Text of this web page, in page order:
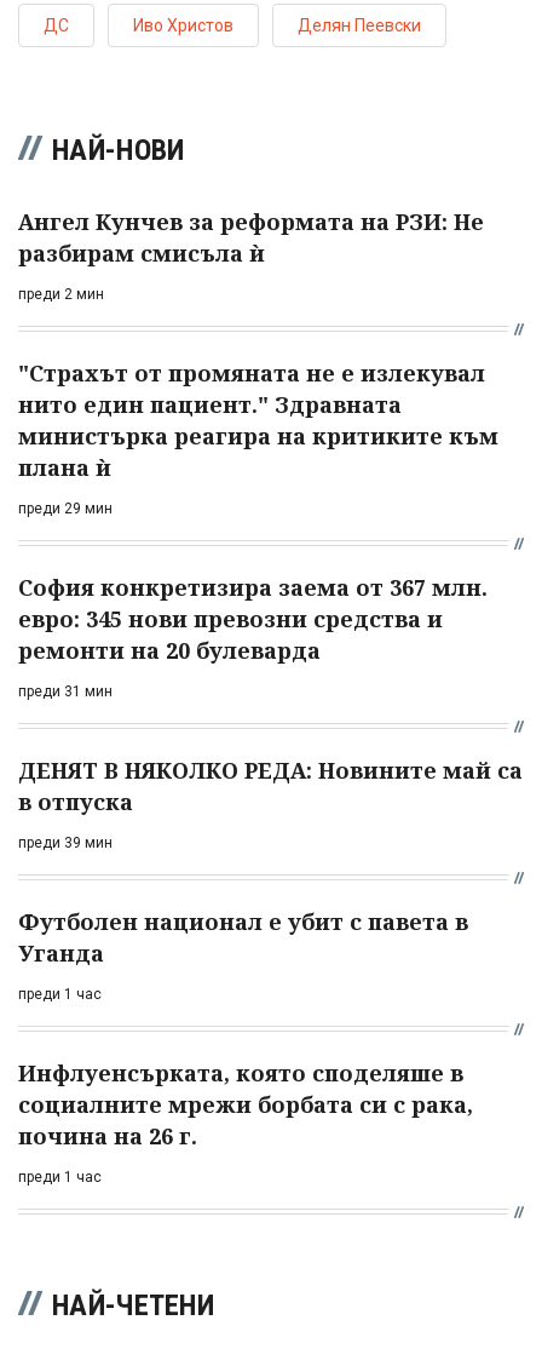
ДС Иво Христов Делян Пеевски
НАЙ-НОВИ
Ангел Кунчев за реформата на РЗИ: Не
разбирам смисъла ѝ
преди 2 мин
"Страхът от промяната не е излекувал
нито един пациент." Здравната
министърка реагира на критиките към
плана ѝ
преди 29 мин
София конкретизира заема от 367 млн.
евро: 345 нови превозни средства и
ремонти на 20 булеварда
преди 31 мин
ДЕНЯТ В НЯКОЛКО РЕДА: Новините май са
в отпуска
преди 39 мин
Футболен национал е убит с павета в
Уганда
преди 1 час
Инфлуенсърката, която споделяше в
социалните мрежи борбата си с рака,
почина на 26 г.
преди 1 час
НАЙ-ЧЕТЕНИ